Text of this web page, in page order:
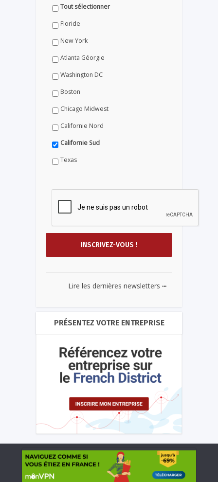
Tout sélectionner
Floride
New York
Atlanta Géorgie
Washington DC
Boston
Chicago Midwest
Californie Nord
Californie Sud
Texas
Lire les dernières newsletters ...
PRÉSENTEZ VOTRE ENTREPRISE